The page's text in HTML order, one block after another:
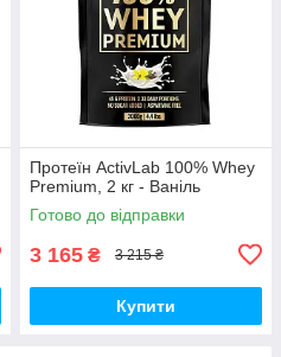
Протеїн ActivLab 100% Whey
Premium, 2 кг - Ваніль
Готово до відправки
3 165 ₴ 3 215 ₴
Купити